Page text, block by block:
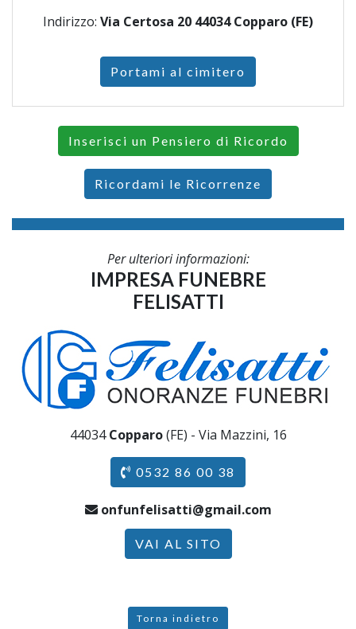
Indirizzo: Via Certosa 20 44034 Copparo (FE)
Portami al cimitero
Inserisci un Pensiero di Ricordo
Ricordami le Ricorrenze
Per ulteriori informazioni:
IMPRESA FUNEBRE
FELISATTI
44034Copparo(FE) - Via Mazzini, 16
0532 86 00 38
onfunfelisatti@gmail.com
VAI AL SITO
Torna indietro